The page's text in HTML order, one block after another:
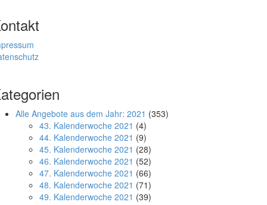
Alle Angebote aus dem Jahr: 2021 (353)
43. Kalenderwoche 2021 (4)
44. Kalenderwoche 2021 (9)
45. Kalenderwoche 2021 (28)
46. Kalenderwoche 2021 (52)
47. Kalenderwoche 2021 (66)
48. Kalenderwoche 2021 (71)
49. Kalenderwoche 2021 (39)